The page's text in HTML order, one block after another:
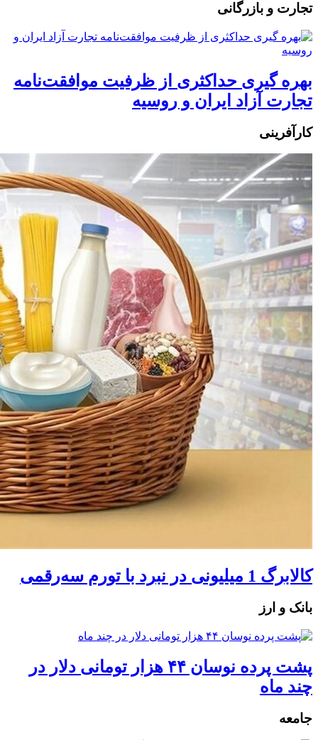
تجارت و بازرگانی
بهره گیری حداکثری از ظرفیت موافقت‌نامه
تجارت آزاد ایران و روسیه
کارآفرینی
کالابرگ 1 میلیونی در نبرد با تورم سه‌رقمی
بانک و ارز
پشت پرده نوسان ۴۴ هزار تومانی دلار در
چند ماه
جامعه